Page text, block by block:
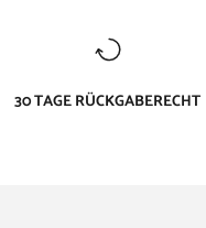
30 TAGE RÜCKGABERECHT